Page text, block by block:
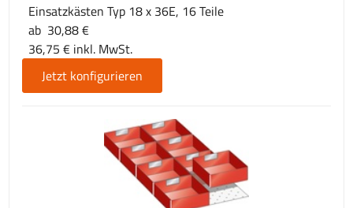
Einsatzkästen Typ 18 x 36E, 16 Teile
ab 30,88 €
36,75 € inkl. MwSt.
Jetzt konfigurieren